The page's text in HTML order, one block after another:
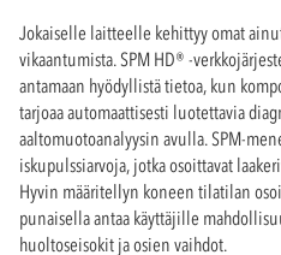
Jokaiselle laitteelle kehittyy omat
vikaantumista. SPM HD® -
antamaan hyödyllistä tietoa, kun
tarjoaa automaattisesti luotettavia
aaltomuotoanalyysin avulla. SPM-
iskupulssiarvoja, jotka osoittavat
Hyvin määritellyn koneen tilatilan
punaisella antaa käyttäjille
huoltoseisokit ja osien vaihdot.